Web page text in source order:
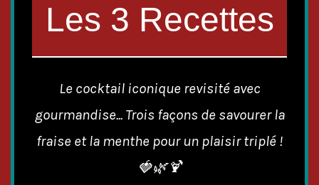
Les 3 Recettes
Le cocktail iconique revisité avec
gourmandise... Trois façons de savourer la
fraise et la menthe pour un plaisir triplé !
🍓🌿🍹